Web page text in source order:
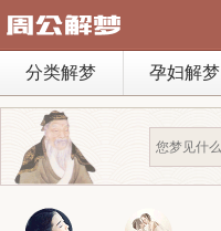
分类解梦 孕妇解梦